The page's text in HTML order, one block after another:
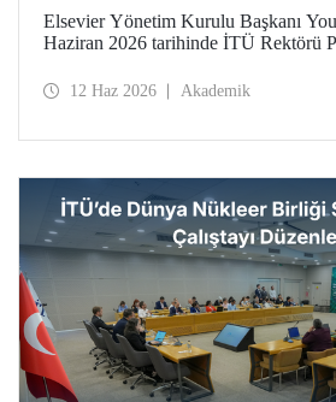
Elsevier Yönetim Kurulu Başkanı
Haziran 2026 tarihinde İTÜ Rektörü
araştırma ekosistemlerinde yapay
12 Haz 2026 Akademik